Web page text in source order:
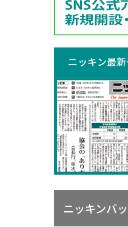
ニッキン最
ニッキンバ